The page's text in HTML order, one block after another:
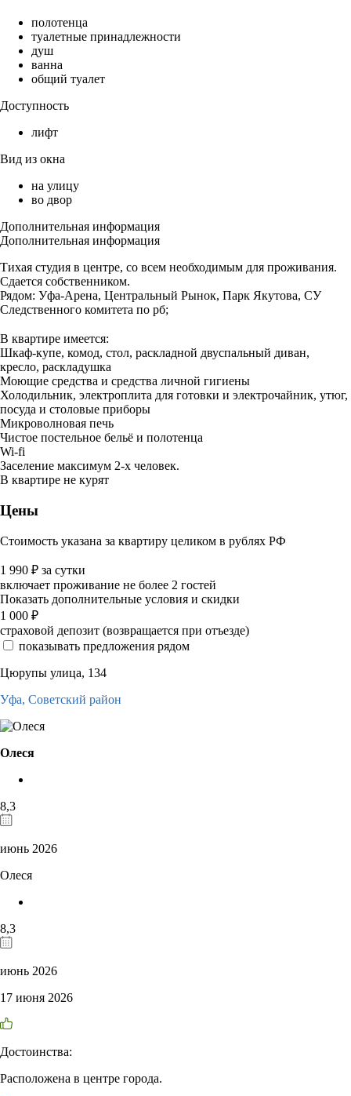
полотенца
туалетные принадлежности
душ
ванна
общий туалет
Доступность
лифт
Вид из окна
на улицу
во двор
Дополнительная информация
Дополнительная информация
Тихая студия в центре, со всем необходимым для проживания.
Сдается собственником.
Рядом: Уфа-Арена, Центральный Рынок, Парк Якутова, СУ
Следственного комитета по рб;
В квартире имеется:
Шкаф-купе, комод, стол, раскладной двуспальный диван,
кресло, раскладушка
Моющие средства и средства личной гигиены
Холодильник, электроплита для готовки и электрочайник, утюг,
посуда и столовые приборы
Микроволновая печь
Чистое постельное бельё и полотенца
Wi-fi
Заселение максимум 2-х человек.
В квартире не курят
Цены
Стоимость указана за квартиру целиком в рублях РФ
1 990 ₽ за сутки
включает проживание не более 2 гостей
Показать дополнительные условия и скидки
1 000 ₽
страховой депозит (возвращается при отъезде)
показывать предложения рядом
Цюрупы улица, 134
Уфа, Советский район
Олеся
8,3
июнь 2026
Олеся
8,3
июнь 2026
17 июня 2026
Достоинства:
Расположена в центре города.